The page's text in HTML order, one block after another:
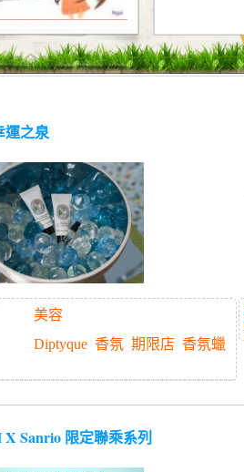
運之泉
美容
Diptyque 香氛 期限店 香氛蠟
X Sanrio 限定聯乘系列